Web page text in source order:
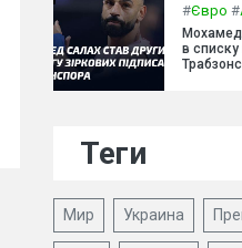
#Євро #
Мохамед
в списку
Теги
Мир Украина